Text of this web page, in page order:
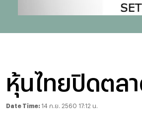
หุ้นไทยปิดตล
Date Time: 14 ก.ย. 2560 17:12 น.